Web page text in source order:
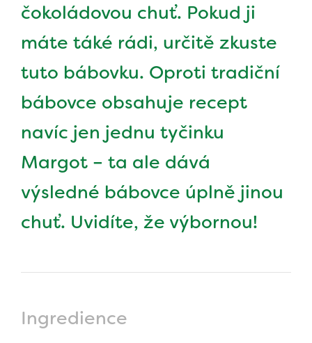
čokoládovou chuť. Pokud ji
máte táké rádi, určitě zkuste
tuto bábovku. Oproti tradiční
bábovce obsahuje recept
navíc jen jednu tyčinku
Margot – ta ale dává
výsledné bábovce úplně jinou
chuť. Uvidíte, že výbornou!
Ingredience